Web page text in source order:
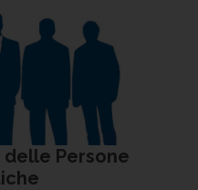
Persone